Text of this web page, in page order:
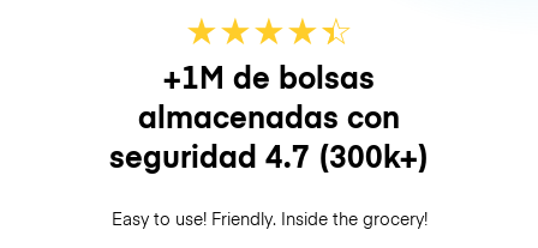
★★★★☆
★
+1M de bolsas
almacenadas con
seguridad 4.7 (300k+)
Easy to use! Friendly. Inside the grocery!